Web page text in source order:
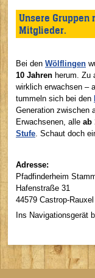
Unsere
Mitglieder.
Bei den Wölflingen
10 Jahren herum. Zu
wirklich erwachsen –
tummeln sich bei den
Generation zwischen
Erwachsenen, alle ab
Stufe . Schaut doch
Adresse:
Pfadfinderheim
Hafenstraße 31
44579 Castrop-Rauxel
Ins Navigationsgerät